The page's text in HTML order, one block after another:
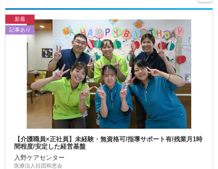
新着
記事あり
【介護職員×正社員】未経験・無資格可/指導サポート有/残業月1時
間程度/安定した経営基盤
入野ケアセンター
医療法人社団和恵会